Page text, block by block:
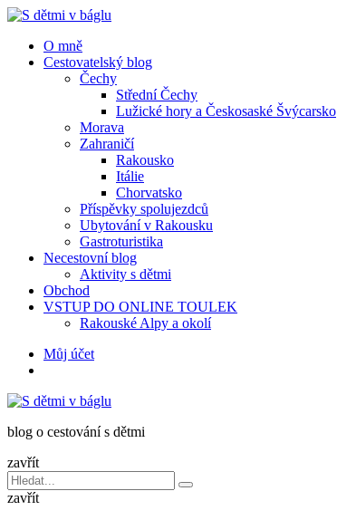
Menu
Menu
O mně
Cestovatelský blog
Čechy
Střední Čechy
Lužické hory a Českosaské Švýcarsko
Morava
Zahraničí
Rakousko
Itálie
Chorvatsko
Příspěvky spolujezdců
Ubytování v Rakousku
Gastroturistika
Necestovní blog
Aktivity s dětmi
Obchod
VSTUP DO ONLINE TOULEK
Rakouské Alpy a okolí
HledatMůj účet
v
blog o cestování s dětmi
zavřít
Vyhledávání
pro:
Hledat
zavřít